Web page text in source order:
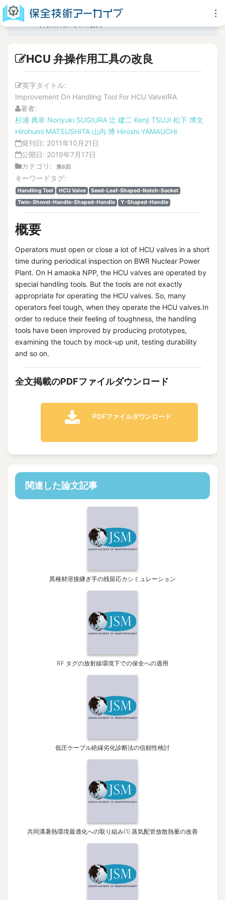
HCU 弁操作用工具の改良
HCU 弁操作用工具の改良
英字タイトル:
Improvement On Handling Tool For HCU ValveIRA
著者:
杉浦 典幸 Noriyuki SUGIURA 辻 建二 Kenji TSUJI 松下 博文
Hirohumi MATSUSHITA 山内 博 Hiroshi YAMAUCHI
発刊日: 2011年10月21日
公開日: 2019年7月17日
カテゴリ:
第8回
キーワードタグ:
Handling Tool HCU Valve
Seed-Leaf-Shaped-Notch-Socket
Twin-Shovel-Handle-Shaped-Handle
Y-Shaped-Handle
概要
Operators must open or close a lot of HCU valves in a short
time during periodical inspection on BWR Nuclear Power
Plant. On H amaoka NPP, the HCU valves are operated by
special handling tools. But the tools are not exactly
appropriate for operating the HCU valves. So, many
operators feel tough, when they operate the HCU valves.In
order to reduce their feeling of toughness, the handling
tools have been improved by producing prototypes,
examining the touch by mock-up unit, testing durability
and so on.
全文掲載のPDFファイルダウンロード
PDFファイルダウンロード
関連した論文記事
異種材溶接継ぎ手の残留応カシミュレーション
RF タグの放射線環境下での保全への適用
低圧ケーブル絶縁劣化診断法の信頼性検討
共同溝暑熱環境最適化への取り組み(1) 蒸気配管放散熱量の改善